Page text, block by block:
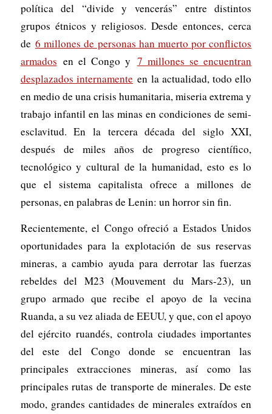
política del “divide y vencerás” entre distintos
grupos étnicos y religiosos. Desde entonces, cerca
de 6 millones de personas han muerto por conflictos
armados en el Congo y 7 millones se encuentran
desplazados internamenteen la actualidad, todo ello
en medio de una crisis humanitaria, miseria extrema y
trabajo infantil en las minas en condiciones de semi-
esclavitud. En la tercera década del siglo XXI,
después de miles años de progreso científico,
tecnológico y cultural de la humanidad, esto es lo
que el sistema capitalista ofrece a millones de
personas, en palabras de Lenin: un horror sin fin.
Recientemente, el Congo ofreció a Estados Unidos
oportunidades para la explotación de sus reservas
mineras, a cambio ayuda para derrotar las fuerzas
rebeldes del M23 (Mouvement du Mars-23), un
grupo armado que recibe el apoyo de la vecina
Ruanda, a su vez aliada de EEUU, y que, con el apoyo
del ejército ruandés, controla ciudades importantes
del este del Congo donde se encuentran las
principales extracciones mineras, así como las
principales rutas de transporte de minerales. De este
modo, grandes cantidades de minerales extraídos en